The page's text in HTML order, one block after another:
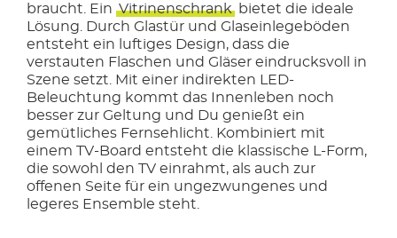
braucht. Ein Vitrinenschrank bietet die ideale
Lösung. Durch Glastür und Glaseinlegeböden
entsteht ein luftiges Design, dass die
verstauten Flaschen und Gläser eindrucksvoll in
Szene setzt. Mit einer indirekten LED-
Beleuchtung kommt das Innenleben noch
besser zur Geltung und Du genießt ein
gemütliches Fernsehlicht. Kombiniert mit
einem TV-Board entsteht die klassische L-Form,
die sowohl den TV einrahmt, als auch zur
offenen Seite für ein ungezwungenes und
legeres Ensemble steht.